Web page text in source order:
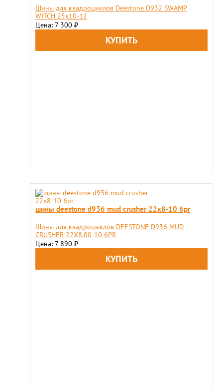
Шины для квадроциклов Deestone D932 SWAMP
WITCH 25x10-12
Цена: 7 300 ₽
шины deestone d936 mud crusher 22x8-10 6pr
Шины для квадроцыклов DEESTONE D936 MUD
CRUSHER 22X8.00-10 6PR
Цена: 7 890 ₽